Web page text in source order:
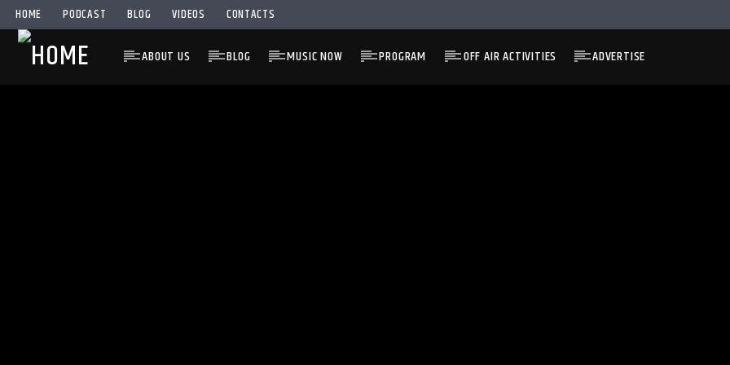
HOME PODCAST BLOG VIDEOS CONTACTS
ABOUT US BLOG MUSIC NOW PROGRAM OFF AIR ACTIVITIES ADVERTISE